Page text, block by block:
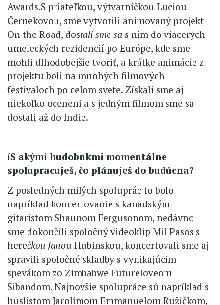
Awards.S priateľkou, výtvarníčkou Luciou
Černekovou, sme vytvorili animovaný projekt
On the Road, dostali sme sa s ním do viacerých
umeleckých rezidencií po Európe, kde sme
mohli dlhodobejšie tvoriť, a krátke animácie z
projektu boli na mnohých filmových
festivaloch po celom svete. Získali sme aj
niekoľko ocenení a s jedným filmom sme sa
dostali až do Indie.
íS akými hudobnkmi momentálne
spolupracuješ, čo plánuješ do budúcna?
Z posledných milých spoluprác to bolo
napríklad koncertovanie s kanadským
gitaristom Shaunom Fergusonom, nedávno
sme dokončili spoločný videoklip Mil Pasos s
herečkou Janou Hubinskou, koncertovali sme aj
spravili spoločné skladby s vynikajúcim
spevákom zo Zimbabwe Futureloveom
Sibandom. Najnovšie spolupráce sú napríklad s
huslistom Jarolímom Emmanuelom Ružičkom,